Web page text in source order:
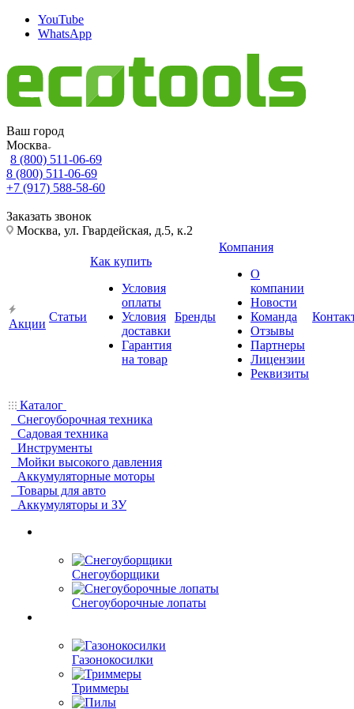
YouTube
WhatsApp
Ваш город
Москва
8 (800) 511-06-69
8 (800) 511-06-69
+7 (917) 588-58-60
Заказать звонок
Москва, ул. Гвардейская, д.5, к.2
Акции
Статьи
Как купить
Условия
оплаты
Условия
доставки
Гарантия
на товар
Бренды
Компания
О
компании
Новости
Команда
Отзывы
Партнеры
Лицензии
Реквизиты
Каталог
Снегоуборочная техника
Садовая техника
Инструменты
Мойки высокого давления
Аккумуляторные моторы
Товары для авто
Аккумуляторы и ЗУ
Снегоуборщики
Снегоуборочные лопаты
Газонокосилки
Триммеры